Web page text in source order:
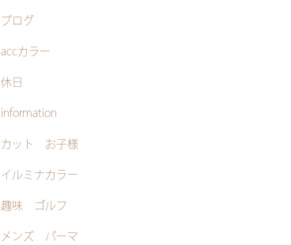
ブログ
accカラー
休日
information
カット お子様
イルミナカラー
趣味 ゴルフ
メンズ パーマ